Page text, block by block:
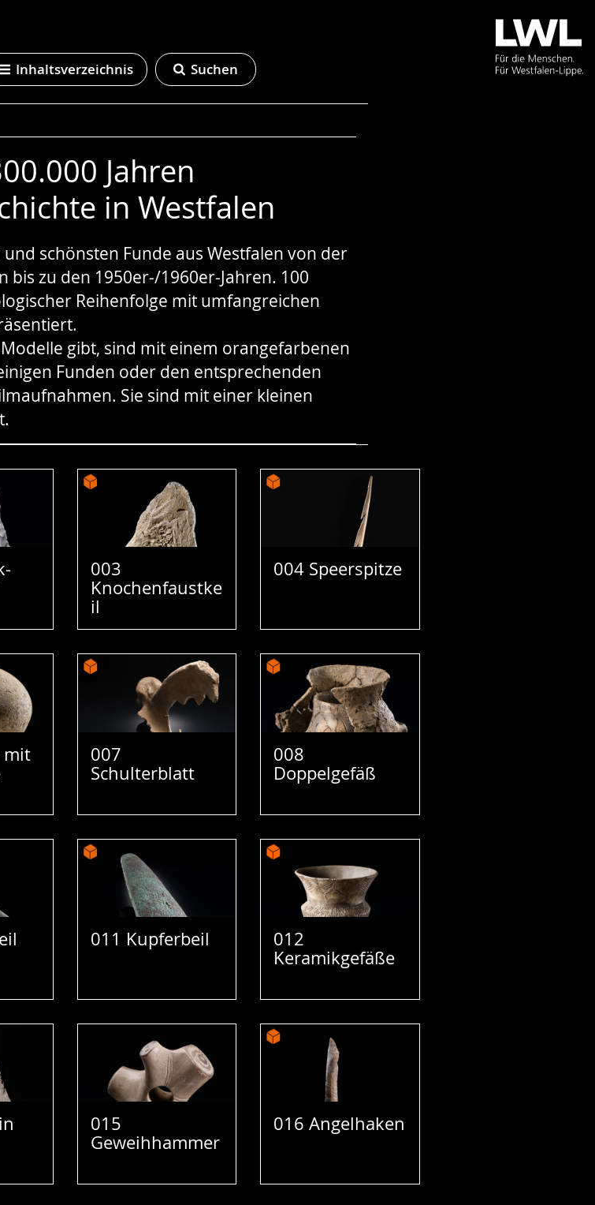
Inhaltsverzeichnis Suchen
Jahren
in Westfalen
schönsten Funde aus Westfalen von der
bis zu den 1950er-/1960er-Jahren. 100
Reihenfolge mit umfangreichen
gibt, sind mit einem orangefarbenen
Funden oder den entsprechenden
Sie sind mit einer kleinen
003
Knochenfaustke
il
004 Speerspitze
mit
007
Schulterblatt
008
Doppelgefäß
011 Kupferbeil
012
Keramikgefäße
015
Geweihhammer
016 Angelhaken